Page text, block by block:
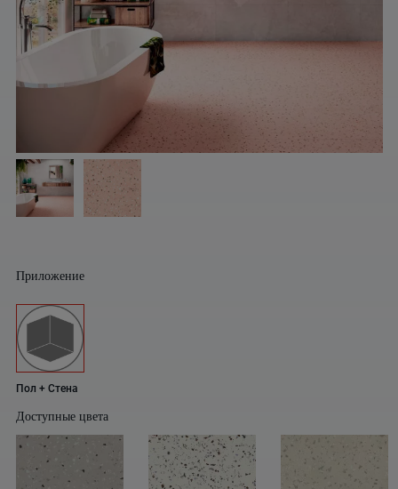
Приложение
Пол + Стена
Доступные цвета